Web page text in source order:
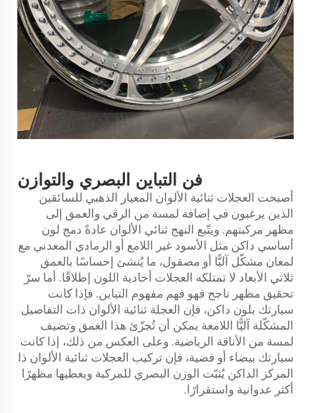
فن التباين البصري والتوازن
أصبحت العجلات ثنائية الألوان المعيار الذهبي للسائقين
الذين يرغبون في إضافة لمسة من الرقي والعمق إلى
مظهر مركبتهم. ويتّبع النهج ثنائي الألوان عادةً دمج لون
أساسي داكن مثل الأسود غير اللامع أو الرمادي المعدني مع
لمعان مشكّل آليًّا أو مصقول، ما يُنشئ إحساسًا بالعمق
ثلاثي الأبعاد لا تمتلكه العجلات أحادية اللون إطلاقًا. أما سرّ
تحقيق مظهر ناجح فهو فهم مفهوم التباين. فإذا كانت
سيارتك بلون داكن، فإن العجلة ثنائية الألوان ذات التفاصيل
المشكّلة آليًّا اللامعة يمكن أن تُجزّئ هذا الغمق وتضيف
لمسة من الأناقة الرياضية. وعلى العكس من ذلك، إذا كانت
سيارتك بيضاء أو فضية، فإن تركيب العجلات ثنائية الألوان ذا
المركز الداكن يُثبّت الوزن البصري للمركبة ويعطيها مظهرًا
أكثر عدوانية واستقرارًا.